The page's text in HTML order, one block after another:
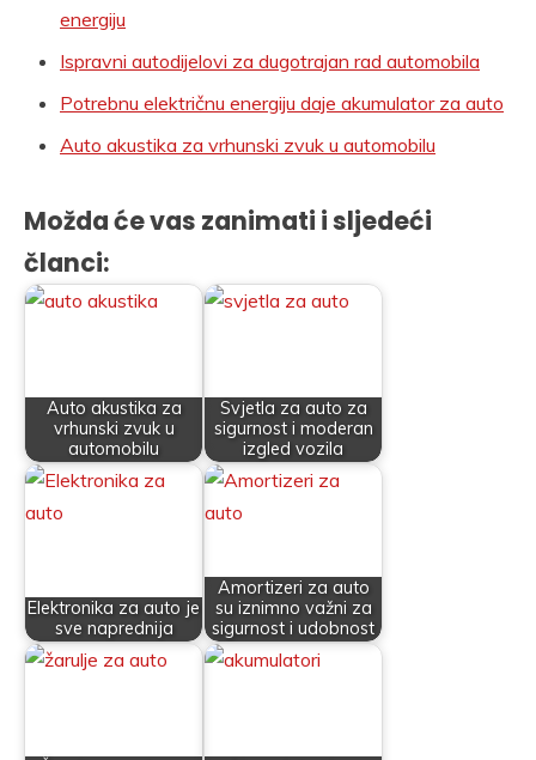
energiju
Ispravni autodijelovi za dugotrajan rad automobila
Potrebnu električnu energiju daje akumulator za auto
Auto akustika za vrhunski zvuk u automobilu
Možda će vas zanimati i sljedeći
članci:
Auto akustika za
vrhunski zvuk u
automobilu
Svjetla za auto za
sigurnost i moderan
izgled vozila
Elektronika za auto je
sve naprednija
Amortizeri za auto
su iznimno važni za
sigurnost i udobnost